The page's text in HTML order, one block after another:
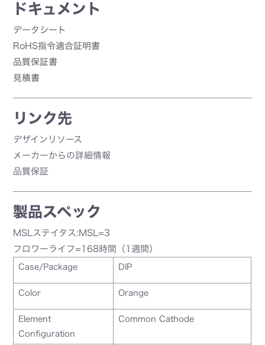
ドキュメント
データシート
RoHS指令適合証明書
品質保証書
見積書
リンク先
デザインリソース
メーカーからの詳細情報
品質保証
製品スペック
MSLステイタス:MSL=3
フロワーライフ=168時間（1週間）
Case/Package DIP
Color Orange
Element
Configuration
Common Cathode